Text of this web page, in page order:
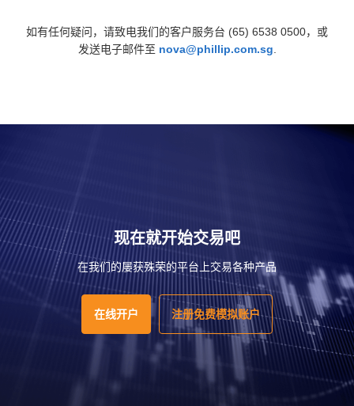
如有任何疑问，请致电我们的客户服务台 (65) 6538 0500，或
发送电子邮件至 nova@phillip.com.sg
现在就开始交易吧
在我们的屡获殊荣的平台上交易各种产品
在线开户 注册免费模拟账户